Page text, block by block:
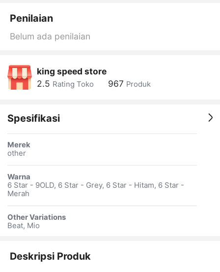
Penilaian
Belum ada penilaian
king speed store
2.5 Rating Toko 967 Produk
Spesifikasi
Merek
other
Warna
6 Star - 9OLD, 6 Star - Grey, 6 Star - Hitam, 6 Star -
Merah
Other Variations
Beat, Mio
Deskripsi Produk